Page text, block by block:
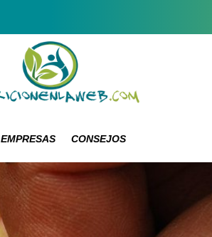
EMPRESAS CONSEJOS